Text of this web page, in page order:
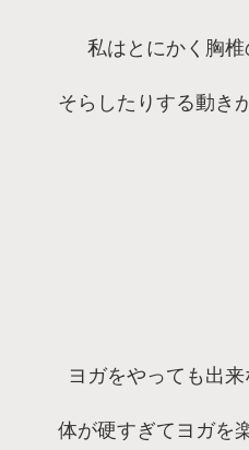
私はとにかく胸
そらしたりする動き
ヨガをやっても出
体が硬すぎてヨガを